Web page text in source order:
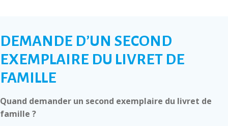
DEMANDE D’UN SECOND
EXEMPLAIRE DU LIVRET DE
FAMILLE
Quand demander un second exemplaire du livret de
famille ?